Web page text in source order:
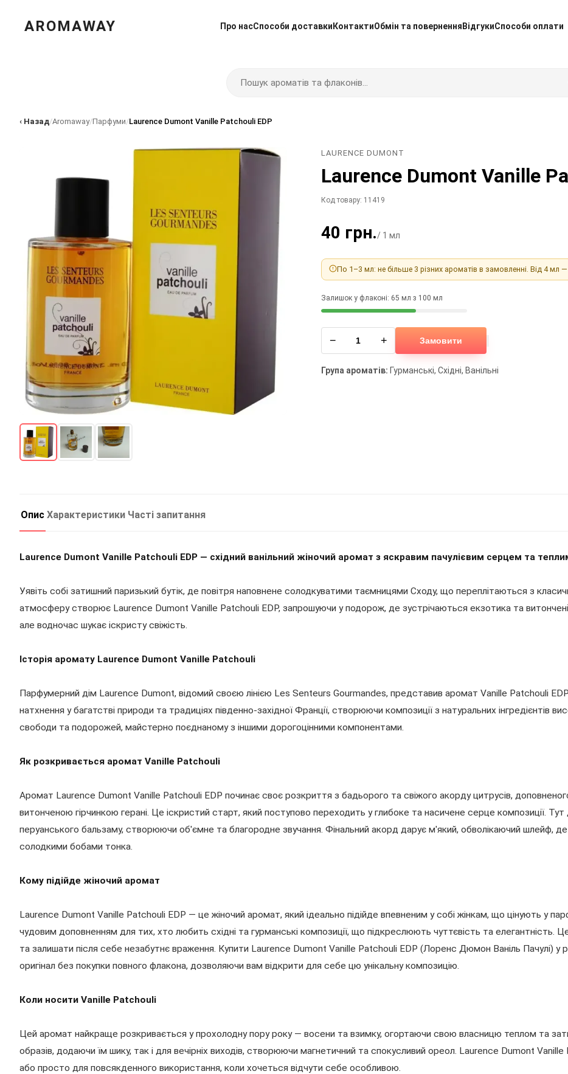
AROMAWAY Про насСпособи доставки КонтактиОбмін та повернення ВідгукиСпособи оплати
‹ Назад/Aromaway/Парфуми/Laurence Dumont Vanille Patchouli EDP
LAURENCE DUMONT
Laurence Dumont Vanille
Код товару: 11419
40 грн./ 1 мл
По 1–3 мл: не більше 3 різних ароматів в замовленні. Від 4 мл
Залишок у флаконі: 65 мл з 100 мл
− + Замовити
Група ароматів: Гурманські, Східні, Ванільні
Опис Характеристики Часті запитання
Laurence Dumont Vanille Patchouli EDP — східний ванільний жіночий аромат з яскравим пачулієвим серцем та
Уявіть собі затишний паризький бутік, де повітря наповнене солодкуватими таємницями Сходу, що переплітаються з
атмосферу створює Laurence Dumont Vanille Patchouli EDP, запрошуючи у подорож, де зустрічаються екзотика та
але водночас шукає іскристу свіжість.
Історія аромату Laurence Dumont Vanille Patchouli
Парфумерний дім Laurence Dumont, відомий своєю лінією Les Senteurs Gourmandes, представив аромат Vanille Patchouli
натхнення у багатстві природи та традиціях південно-західної Франції, створюючи композиції з натуральних інгредієнтів
свободи та подорожей, майстерно поєднаному з іншими дорогоцінними компонентами.
Як розкривається аромат Vanille Patchouli
Аромат Laurence Dumont Vanille Patchouli EDP починає своє розкриття з бадьорого та свіжого акорду цитрусів,
витонченою гірчинкою герані. Це іскристий старт, який поступово переходить у глибоке та насичене серце композиції.
перуанського бальзаму, створюючи об'ємне та благородне звучання. Фінальний акорд дарує м'який, обволікаючий шлейф, де
солодкими бобами тонка.
Кому підійде жіночий аромат
Laurence Dumont Vanille Patchouli EDP — це жіночий аромат, який ідеально підійде впевненим у собі жінкам, що цінують у
чудовим доповненням для тих, хто любить східні та гурманські композиції, що підкреслюють чуттєвість та елегантність.
та залишати після себе незабутнє враження. Купити Laurence Dumont Vanille Patchouli EDP (Лоренс Дюмон Ваніль Пачулі) у
оригінал без покупки повного флакона, дозволяючи вам відкрити для себе цю унікальну композицію.
Коли носити Vanille Patchouli
Цей аромат найкраще розкривається у прохолодну пору року — восени та взимку, огортаючи свою власницю теплом та
образів, додаючи їм шику, так і для вечірніх виходів, створюючи магнетичний та спокусливий ореол. Laurence Dumont
або просто для повсякденного використання, коли хочеться відчути себе особливою.